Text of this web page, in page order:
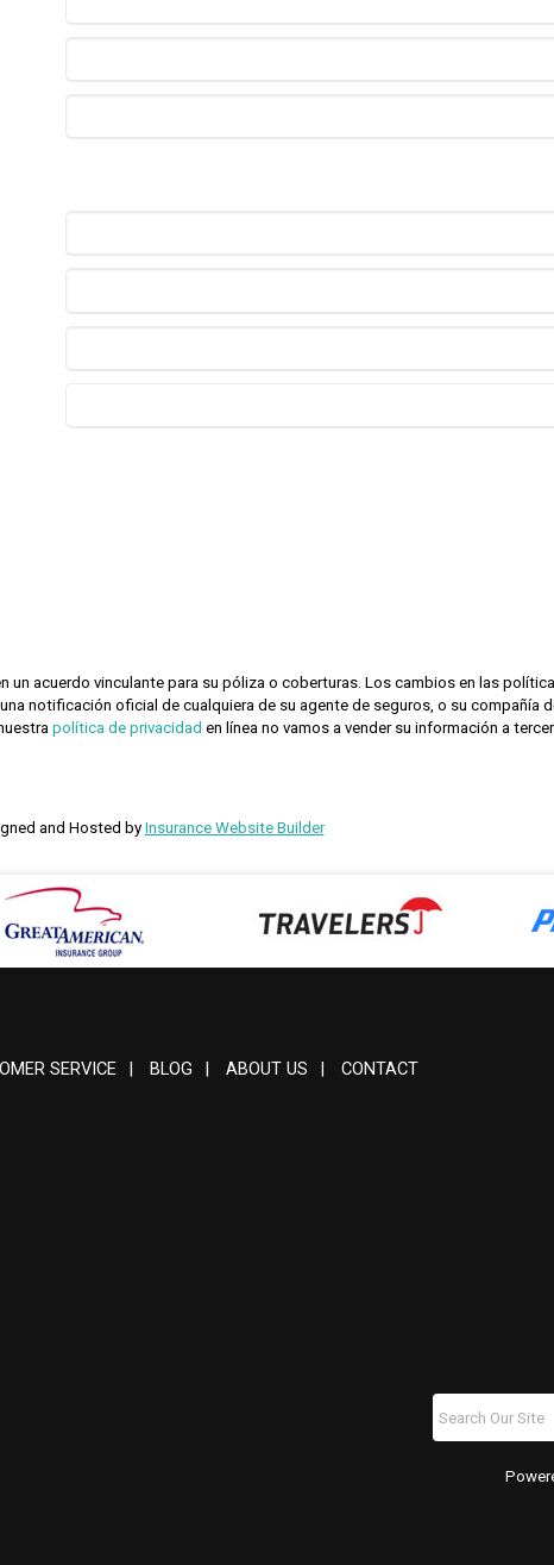
acuerdo vinculante para su póliza o coberturas. Los cambios en las
notificación oficial de cualquiera de su agente de seguros, o su compañía
política de privacidad en línea no vamos a vender su información a
and Hosted byInsurance Website Builder
SERVICE | BLOG | ABOUT US | CONTACT